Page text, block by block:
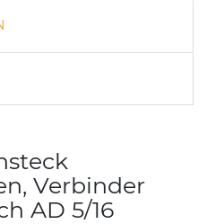
Verbinder
AD 5/16